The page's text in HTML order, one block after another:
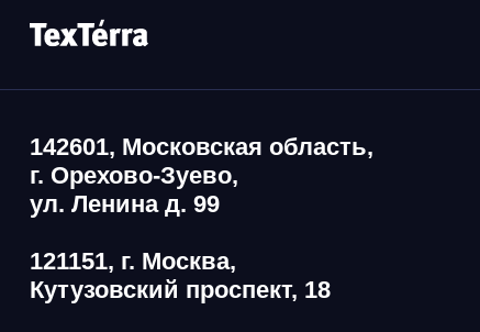
142601, Московская область,
г. Орехово-Зуево,
ул. Ленина д. 99
121151, г. Москва,
Кутузовский проспект, 18